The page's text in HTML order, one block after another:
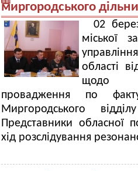
миргородського
02
міської
області
щодо
провадження по
Миргородського
Представники обласної
хід розслідування